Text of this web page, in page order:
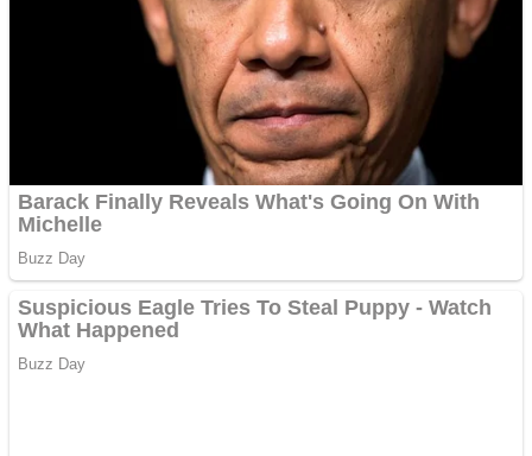
Curatare canapele
Bucuresti. Curatare
profesionala